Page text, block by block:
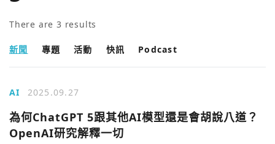
There are 3 results
新聞 專題 活動 快訊 Podcast
AI 2025.09.27
為何ChatGPT 5跟其他AI模型還是會胡說八道？
OpenAI研究解釋一切